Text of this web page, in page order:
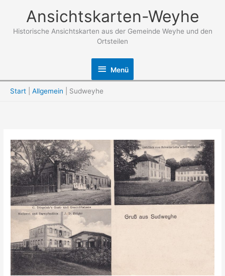
springen
Ansichtskarten-Weyhe
Historische Ansichtskarten aus der Gemeinde Weyhe und den
Ortsteilen
Menü
Menü
Start Allgemein Sudweyhe